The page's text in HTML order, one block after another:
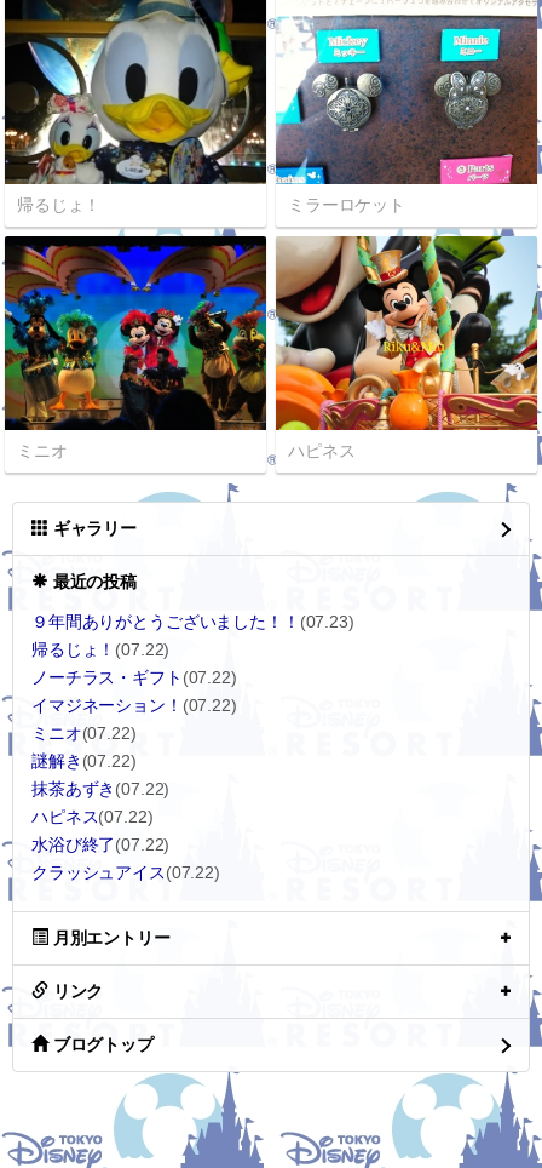
帰るじょ！ ミラーロケット
ミニオ ハピネス
ギャラリー
最近の投稿
９年間ありがとうございました！！ (07.23)
帰るじょ！ (07.22)
ノーチラス・ギフト (07.22)
イマジネーション！ (07.22)
ミニオ(07.22)
謎解き (07.22)
抹茶あずき (07.22)
ハピネス(07.22)
水浴び終了(07.22)
クラッシュアイス(07.22)
月別エントリー
リンク
ブログトップ